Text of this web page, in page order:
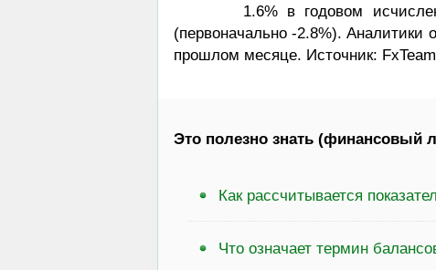
1.6% в годовом
(первоначально -2.8%).
прошлом месяце. Источник: FxTeam
Это полезно знать (финансовый
Как рассчитывается
Что означает термин